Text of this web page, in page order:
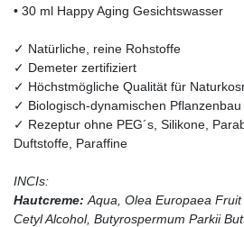
• 30 ml Happy Aging Gesichtswasser
✓ Natürliche, reine Rohstoffe
✓ Demeter zertifiziert
✓ Höchstmögliche Qualität für
✓ Biologisch-dynamischen Pflanzenbau
✓ Rezeptur ohne PEG´s, Silikone,
Duftstoffe, Paraffine
INCIs:
Hautcreme: Aqua, Olea Europaea Fruit
Cetyl Alcohol, Butyrospermum Parkii